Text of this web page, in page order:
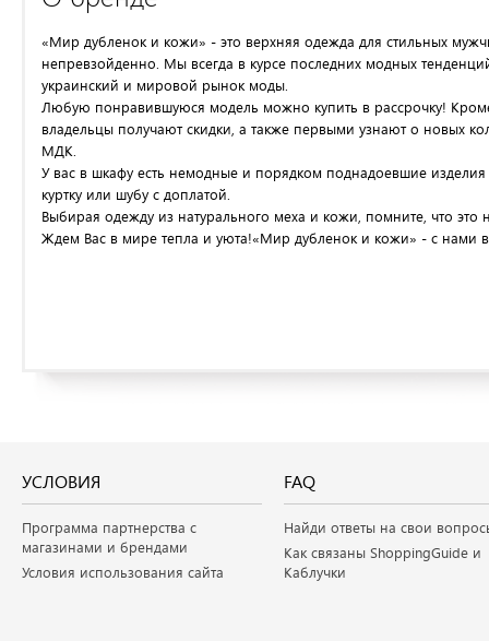
«Мир дубленок и кожи» - это верхняя одежда для стильных
непревзойденно. Мы всегда в курсе последних модных
украинский и мировой рынок моды.
Любую понравившуюся модель можно купить в рассрочку!
владельцы получают скидки, а также первыми узнают о новых
МДК.
У вас в шкафу есть немодные и порядком поднадоевшие
куртку или шубу с доплатой.
Выбирая одежду из натурального меха и кожи, помните, что
Ждем Вас в мире тепла и уюта!«Мир дубленок и кожи» - с нами
УСЛОВИЯ
Программа партнерства с
магазинами и брендами
Условия использования сайта
FAQ
Найди ответы на свои
Как связаны ShoppingGuide и
Каблучки